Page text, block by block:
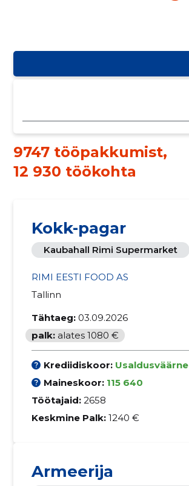
9747 tööpakkumist,
12 930 töökohta
Kokk-pagar
Kaubahall Rimi Supermarket
RIMI EESTI FOOD AS
Tallinn
Tähtaeg: 03.09.2026
palk: alates 1080 €
Krediidiskoor: Usaldusväärne
Maineskoor: 115 640
Töötajaid: 2658
Keskmine Palk: 1240 €
Armeerija